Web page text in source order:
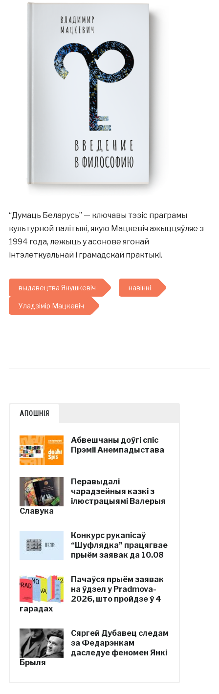
“Думаць Беларусь” — ключавы тэзіс праграмы
культурной палітыкі, якую Мацкевіч ажыццяўляе з
1994 года, лежыць у асонове ягонай
інтэлеткуальнай і грамадскай практыкі.
выдавецтва Янушкевіч навінкі
Уладзімір Мацкевіч
АПОШНІЯ
Абвешчаны доўгі спіс
Прэміі Анемпадыстава
Перавыдалі
чарадзейныя казкі з
ілюстрацыямі Валерыя
Славука
Конкурс рукапісаў
“Шуфлядка” працягвае
прыём заявак да 10.08
Пачаўся прыём заявак
на ўдзел у Pradmova-
2026, што пройдзе ў 4
гарадах
Сяргей Дубавец следам
за Федарэнкам
даследуе феномен Янкі
Брыля